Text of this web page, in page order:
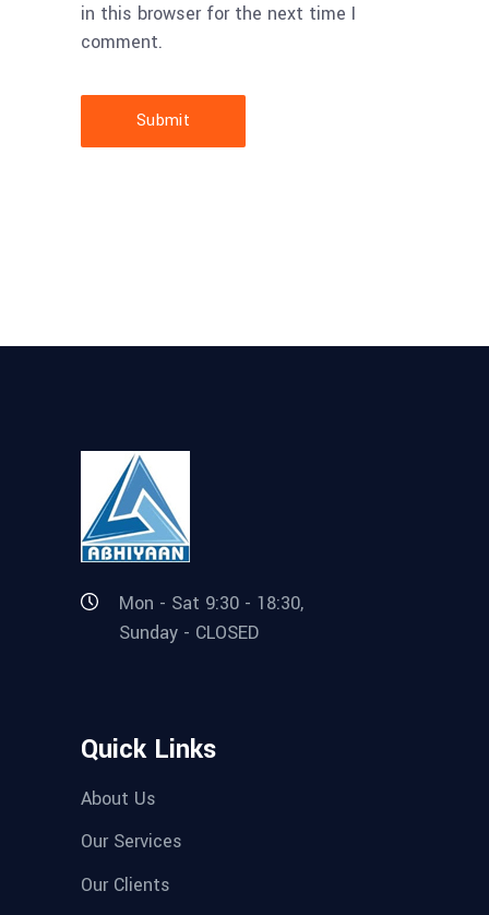
in this browser for the next time I
comment.
Submit
Mon - Sat 9:30 - 18:30,
Sunday - CLOSED
Quick Links
About Us
Our Services
Our Clients